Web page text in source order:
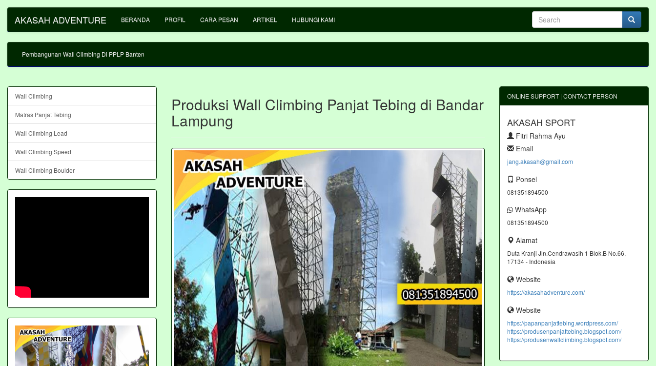
AKASAH ADVENTURE BERANDA PROFIL CARA PESAN ARTIKEL HUBUNGI KAMI
Pembangunan Wall Climbing Di PPLP Banten
Produksi Wall Climbing Panjat Tebing di Bandar
Lampung
Wall Climbing
Matras Panjat Tebing
Wall Climbing Lead
Wall Climbing Speed
Wall Climbing Boulder
ONLINE SUPPORT | CONTACT PERSON
AKASAH SPORT
Fitri Rahma Ayu
Email
jang.akasah@gmail.com
Ponsel
081351894500
WhatsApp
081351894500
Alamat
Duta Kranji Jln.Cendrawasih 1 Blok.B No.66,
17134 - Indonesia
Website
https://akasahadventure.com/
Website
https://papanpanjattebing.wordpress.com/
https://produsenpanjattebing.blogspot.com/
https://produsenwallclimbing.blogspot.com/